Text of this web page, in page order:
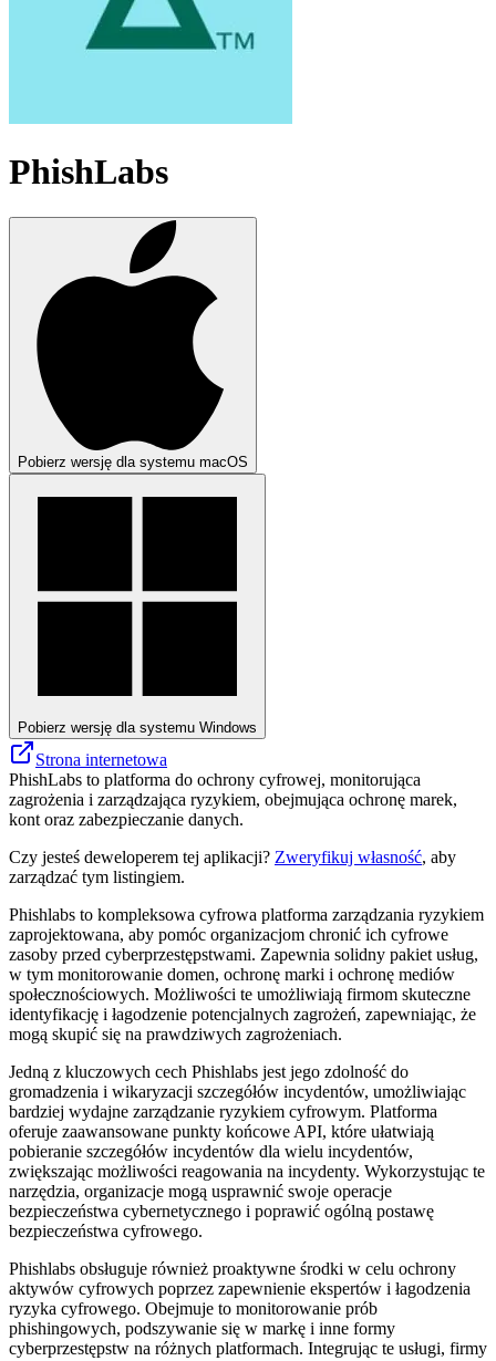
PhishLabs
Pobierz wersję dla systemu macOS
Pobierz wersję dla systemu Windows
Strona internetowa
PhishLabs to platforma do ochrony cyfrowej, monitorująca
zagrożenia i zarządzająca ryzykiem, obejmująca ochronę marek,
kont oraz zabezpieczanie danych.
Czy jesteś deweloperem tej aplikacji? Zweryfikuj własność, aby
zarządzać tym listingiem.
Phishlabs to kompleksowa cyfrowa platforma zarządzania ryzykiem
zaprojektowana, aby pomóc organizacjom chronić ich cyfrowe
zasoby przed cyberprzestępstwami. Zapewnia solidny pakiet usług,
w tym monitorowanie domen, ochronę marki i ochronę mediów
społecznościowych. Możliwości te umożliwiają firmom skuteczne
identyfikację i łagodzenie potencjalnych zagrożeń, zapewniając, że
mogą skupić się na prawdziwych zagrożeniach.
Jedną z kluczowych cech Phishlabs jest jego zdolność do
gromadzenia i wikaryzacji szczegółów incydentów, umożliwiając
bardziej wydajne zarządzanie ryzykiem cyfrowym. Platforma
oferuje zaawansowane punkty końcowe API, które ułatwiają
pobieranie szczegółów incydentów dla wielu incydentów,
zwiększając możliwości reagowania na incydenty. Wykorzystując te
narzędzia, organizacje mogą usprawnić swoje operacje
bezpieczeństwa cybernetycznego i poprawić ogólną postawę
bezpieczeństwa cyfrowego.
Phishlabs obsługuje również proaktywne środki w celu ochrony
aktywów cyfrowych poprzez zapewnienie ekspertów i łagodzenia
ryzyka cyfrowego. Obejmuje to monitorowanie prób
phishingowych, podszywanie się w markę i inne formy
cyberprzestępstw na różnych platformach. Integrując te usługi, firmy